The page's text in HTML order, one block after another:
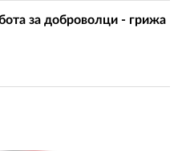
за доброволци - грижа